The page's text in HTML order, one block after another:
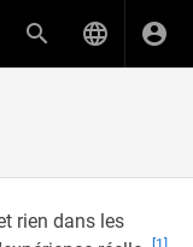
rien dans les